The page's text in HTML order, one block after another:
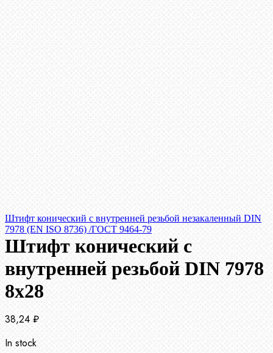
Штифт конический с внутренней резьбой незакаленный DIN
7978 (EN ISO 8736) /ГОСТ 9464-79
Штифт конический с
внутренней резьбой DIN 7978
8х28
38,24 ₽
In stock